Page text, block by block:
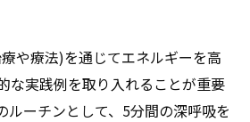
や療法)を通じてエネルギーを高
な実践例を取り入れることが重要
ルーチンとして、5分間の深呼吸を